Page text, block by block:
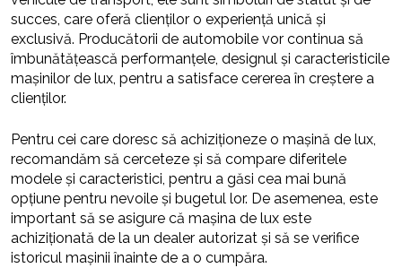
succes, care oferă clienților o experiență unică și
exclusivă. Producătorii de automobile vor continua să
îmbunătățească performanțele, designul și caracteristicile
mașinilor de lux, pentru a satisface cererea în creștere a
clienților.
Pentru cei care doresc să achiziționeze o mașină de lux,
recomandăm să cerceteze și să compare diferitele
modele și caracteristici, pentru a găsi cea mai bună
opțiune pentru nevoile și bugetul lor. De asemenea, este
important să se asigure că mașina de lux este
achiziționată de la un dealer autorizat și să se verifice
istoricul mașinii înainte de a o cumpăra.